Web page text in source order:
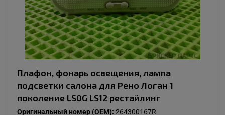
Плафон, фонарь освещения, лампа
подсветки салона для Рено Логан 1
поколение LS0G LS12 рестайлинг
Оригинальный номер (OEM): 264300167R